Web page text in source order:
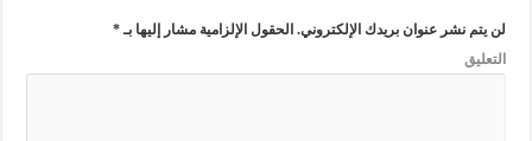
لن يتم نشر عنوان بريدك الإلكتروني. الحقول الإلزامية مشار إليها بـ*
التعليق